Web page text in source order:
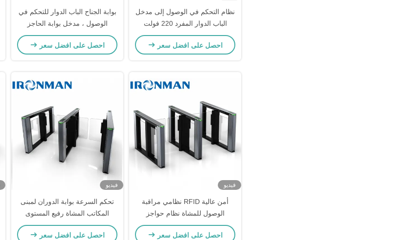
نظام التحكم في الوصول إلى مدخل
الباب الدوار المفرد 220 فولت
للمستشفيات
احصل على افضل سعر
بوابة الجناح الباب الدوار للتحكم في
الوصول ، مدخل بوابة الحاجز
احصل على افضل سعر
فيديو
أمن عالية RFID نظامي مراقبة
الوصول للمشاة نظام حواجز
السرعة
احصل على افضل سعر
فيديو
تحكم السرعة بوابة الدوران لمبنى
المكاتب المشاة رفيع المستوى
احصل على افضل سعر